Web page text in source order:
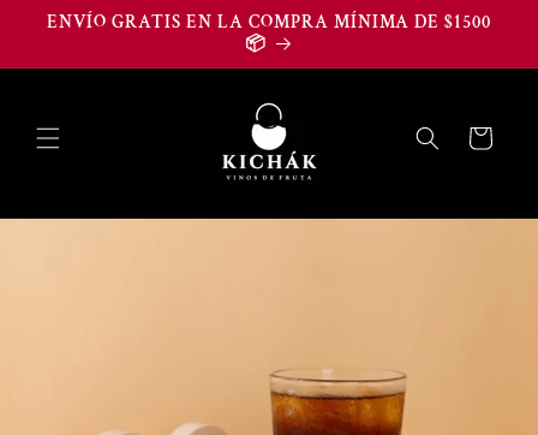
directamente
ENVÍO GRATIS EN LA COMPRA MÍNIMA DE $1500
📦
Carrito